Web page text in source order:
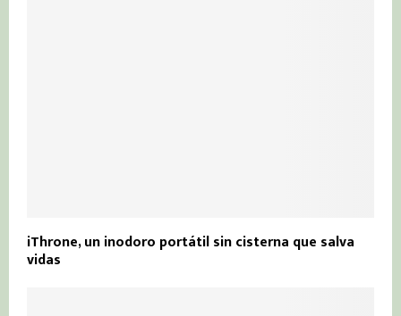
iThrone, un inodoro portátil sin cisterna que salva
vidas